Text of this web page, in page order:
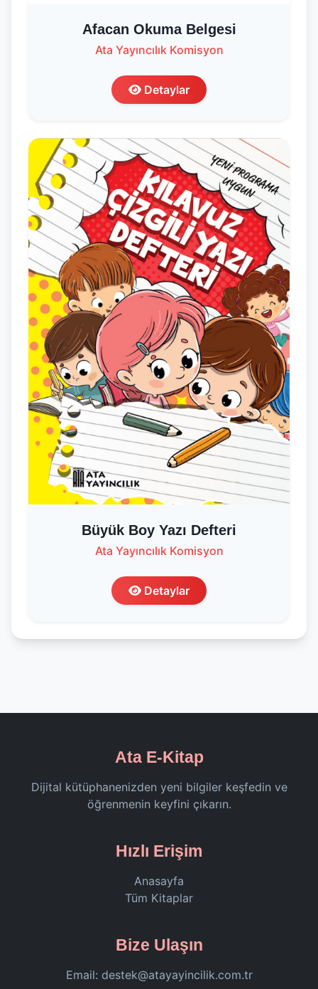
Afacan Okuma Belgesi
Ata Yayıncılık Komisyon
Detaylar
Büyük Boy Yazı Defteri
Ata Yayıncılık Komisyon
Detaylar
Ata E-Kitap
Dijital kütüphanenizden yeni bilgiler keşfedin ve
öğrenmenin keyfini çıkarın.
Hızlı Erişim
Anasayfa
Tüm Kitaplar
Bize Ulaşın
Email: destek@atayayincilik.com.tr